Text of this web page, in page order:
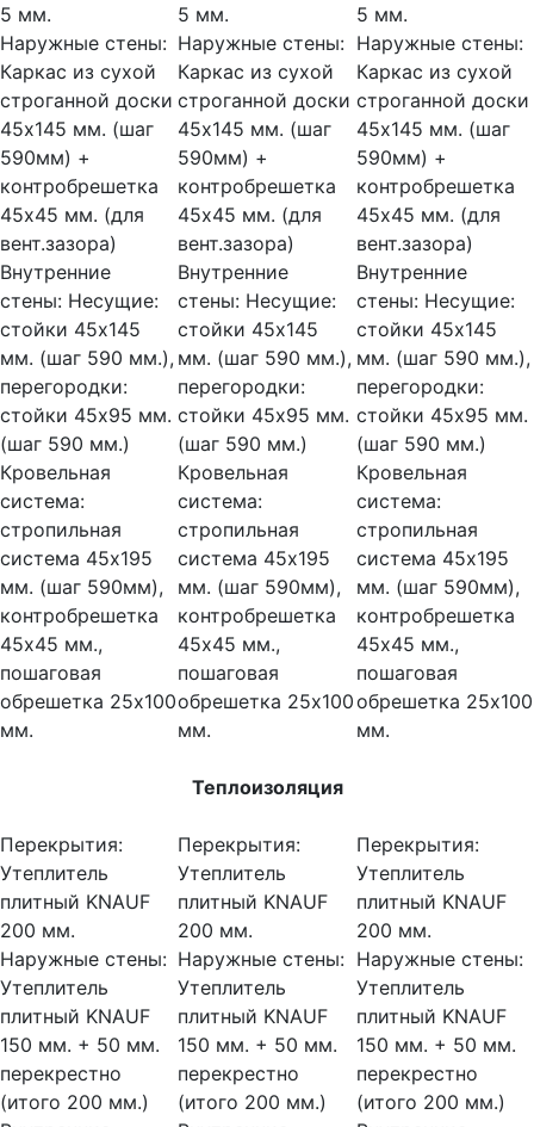
5 мм.
Наружные стены:
Каркас из сухой
строганной доски
45х145 мм. (шаг
590мм) +
контробрешетка
45х45 мм. (для
вент.зазора)
Внутренние
стены: Несущие:
стойки 45х145
мм. (шаг 590 мм.),
перегородки:
стойки 45х95 мм.
(шаг 590 мм.)
Кровельная
система:
стропильная
система 45х195
мм. (шаг 590мм),
контробрешетка
45х45 мм.,
пошаговая
обрешетка 25х100
мм.
5 мм.
Наружные стены:
Каркас из сухой
строганной доски
45х145 мм. (шаг
590мм) +
контробрешетка
45х45 мм. (для
вент.зазора)
Внутренние
стены: Несущие:
стойки 45х145
мм. (шаг 590 мм.),
перегородки:
стойки 45х95 мм.
(шаг 590 мм.)
Кровельная
система:
стропильная
система 45х195
мм. (шаг 590мм),
контробрешетка
45х45 мм.,
пошаговая
обрешетка 25х100
мм.
5 мм.
Наружные стены:
Каркас из сухой
строганной доски
45х145 мм. (шаг
590мм) +
контробрешетка
45х45 мм. (для
вент.зазора)
Внутренние
стены:Несущие:
стойки 45х145
мм. (шаг 590 мм.),
перегородки:
стойки 45х95 мм.
(шаг 590 мм.)
Кровельная
система:
стропильная
система 45х195
мм. (шаг 590мм),
контробрешетка
45х45 мм.,
пошаговая
обрешетка 25х100
мм.
Теплоизоляция
Перекрытия:
Утеплитель
плитный KNAUF
200 мм.
Наружные стены:
Утеплитель
плитный KNAUF
150 мм. + 50 мм.
перекрестно
(итого 200 мм.)
Перекрытия:
Утеплитель
плитный KNAUF
200 мм.
Наружные стены:
Утеплитель
плитный KNAUF
150 мм. + 50 мм.
перекрестно
(итого 200 мм.)
Перекрытия:
Утеплитель
плитный KNAUF
200 мм.
Наружные стены:
Утеплитель
плитный KNAUF
150 мм. + 50 мм.
перекрестно
(итого 200 мм.)